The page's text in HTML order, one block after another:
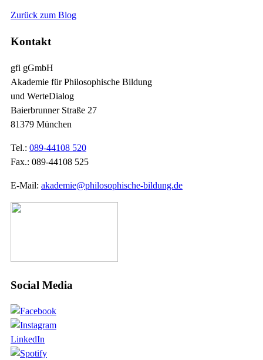
Zurück zum Blog
Kontakt
gfi gGmbH
Akademie für Philosophische Bildung
und WerteDialog
Baierbrunner Straße 27
81379 München
Tel.: 089-44108 520
Fax.: 089-44108 525
E-Mail: akademie@philosophische-bildung.de
Social Media
LinkedIn